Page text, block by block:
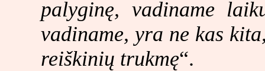
palyginę, vadiname
vadiname, yra ne kas
reiškinių trukmę“.